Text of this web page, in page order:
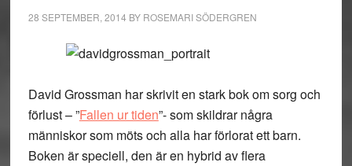
28 SEPTEMBER, 2014 BY ROSEMARI SÖDERGREN
David Grossman har skrivit en stark bok om sorg och
förlust – ”Fallen ur tiden”- som skildrar några
människor som möts och alla har förlorat ett barn.
Boken är speciell, den är en hybrid av flera